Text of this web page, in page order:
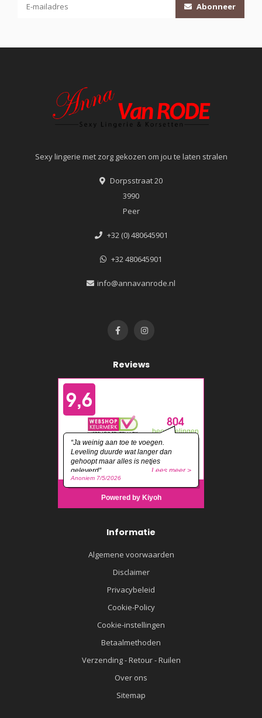
Abonneer
Sexy lingerie met zorg gekozen om jou te laten stralen
Dorpsstraat 20
3990
Peer
+32 (0) 480645901
+32 480645901
info@annavanrode.nl
Reviews
Informatie
Algemene voorwaarden
Disclaimer
Privacybeleid
Cookie-Policy
Cookie-instellingen
Betaalmethoden
Verzending - Retour - Ruilen
Over ons
Sitemap